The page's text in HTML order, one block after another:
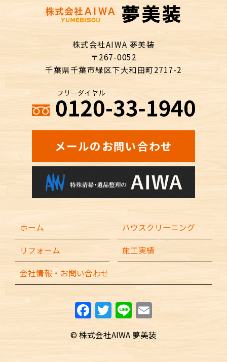
株式会社AIWA 夢美装
〒267-0052
千葉県千葉市緑区下大和田町2717-2
メールのお問い合わせ
ホーム
ハウスクリーニング
リフォーム
施工実績
会社情報・お問い合わせ
F
a
c
T
w
itt
Li
n
e
m
ai
© 株式会社AIWA 夢美装